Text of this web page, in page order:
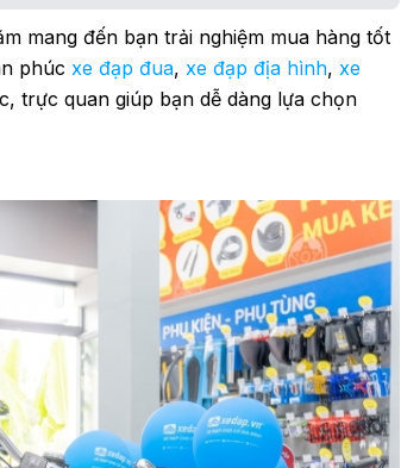
mang đến bạn trải nghiệm mua hàng tốt
phúc xe đạp đua, xe đạp địa hình, xe
trực quan giúp bạn dễ dàng lựa chọn